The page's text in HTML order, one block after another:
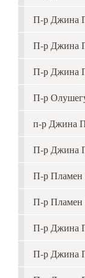
П-р Джина
П-р Джина
П-р Джина
П-р
п-р Джина
П-р Джина
П-р Пламен
П-р Пламен
П-р Джина
П-р Джина